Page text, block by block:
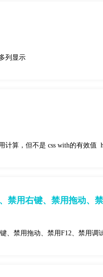
列显示
算，但不是 css with的有效值
禁用右键、禁用拖动、
、禁用拖动、禁用F12、禁用调